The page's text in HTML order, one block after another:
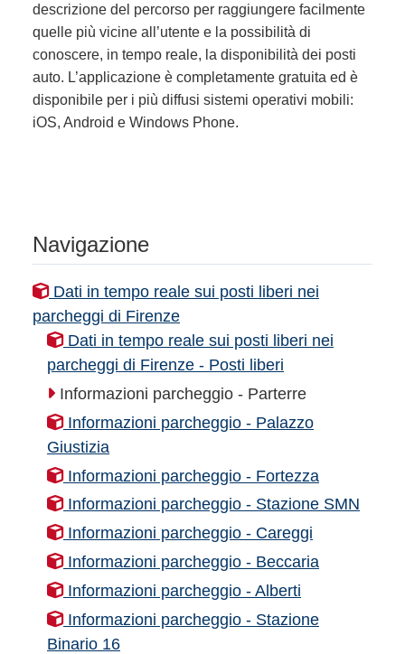
descrizione del percorso per raggiungere facilmente
quelle più vicine all’utente e la possibilità di
conoscere, in tempo reale, la disponibilità dei posti
auto. L’applicazione è completamente gratuita ed è
disponibile per i più diffusi sistemi operativi mobili:
iOS, Android e Windows Phone.
Navigazione
Dati in tempo reale sui posti liberi nei
parcheggi di Firenze
Dati in tempo reale sui posti liberi nei
parcheggi di Firenze - Posti liberi
Informazioni parcheggio - Parterre
Informazioni parcheggio - Palazzo
Giustizia
Informazioni parcheggio - Fortezza
Informazioni parcheggio - Stazione SMN
Informazioni parcheggio - Careggi
Informazioni parcheggio - Beccaria
Informazioni parcheggio - Alberti
Informazioni parcheggio - Stazione
Binario 16